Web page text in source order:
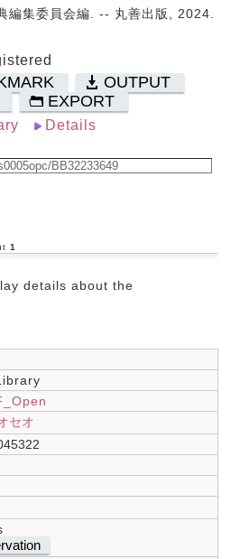
編集委員会編. -- 丸善出版, 2024.
OUTPUT
EXPORT
Details
1
details about the
セオ